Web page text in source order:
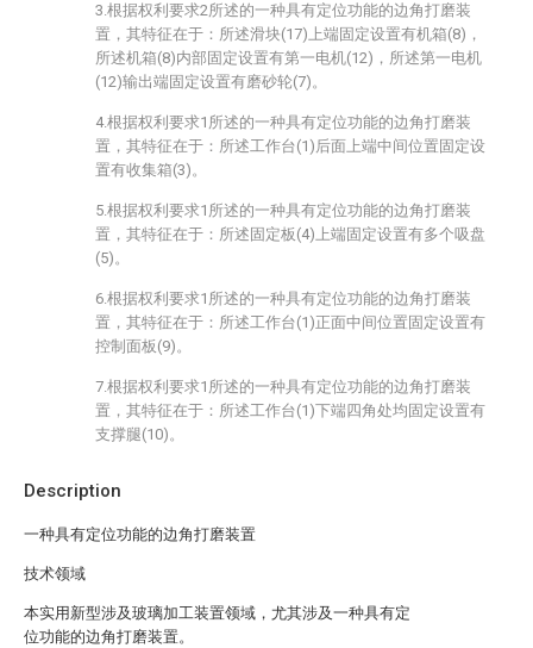
Description
一种具有定位功能的边角打磨装置
技术领域
本实用新型涉及玻璃加工装置领域，尤其涉及一种具有定
位功能的边角打磨装置。
3.根据权利要求2所述的一种具有定位功能的边角打磨装
置，其特征在于：所述滑块(17)上端固定设置有机箱(8)，
所述机箱(8)内部固定设置有第一电机(12)，所述第一电机
(12)输出端固定设置有磨砂轮(7)。
4.根据权利要求1所述的一种具有定位功能的边角打磨装
置，其特征在于：所述工作台(1)后面上端中间位置固定设
置有收集箱(3)。
5.根据权利要求1所述的一种具有定位功能的边角打磨装
置，其特征在于：所述固定板(4)上端固定设置有多个吸盘
(5)。
6.根据权利要求1所述的一种具有定位功能的边角打磨装
置，其特征在于：所述工作台(1)正面中间位置固定设置有
控制面板(9)。
7.根据权利要求1所述的一种具有定位功能的边角打磨装
置，其特征在于：所述工作台(1)下端四角处均固定设置有
支撑腿(10)。